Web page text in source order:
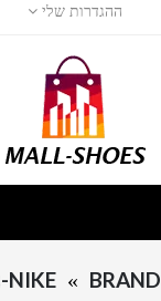
ההגדרות שלי
BRAND
NIKE-נייק